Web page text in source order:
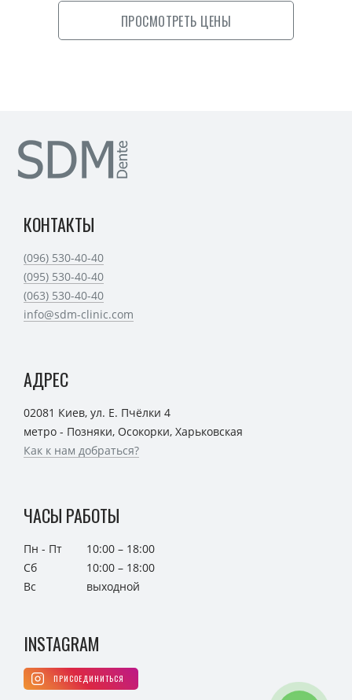
ПРОСМОТРЕТЬ ЦЕНЫ
КОНТАКТЫ
(096) 530-40-40
(095) 530-40-40
(063) 530-40-40
info@sdm-clinic.com
АДРЕС
02081 Киев, ул. Е. Пчёлки 4
метро - Позняки, Осокорки, Харьковская
Как к нам добраться?
ЧАСЫ РАБОТЫ
Пн - Пт
10:00 – 18:00
Сб
10:00 – 18:00
Вс
выходной
INSTAGRAM
ПРИСОЕДИНИТЬСЯ